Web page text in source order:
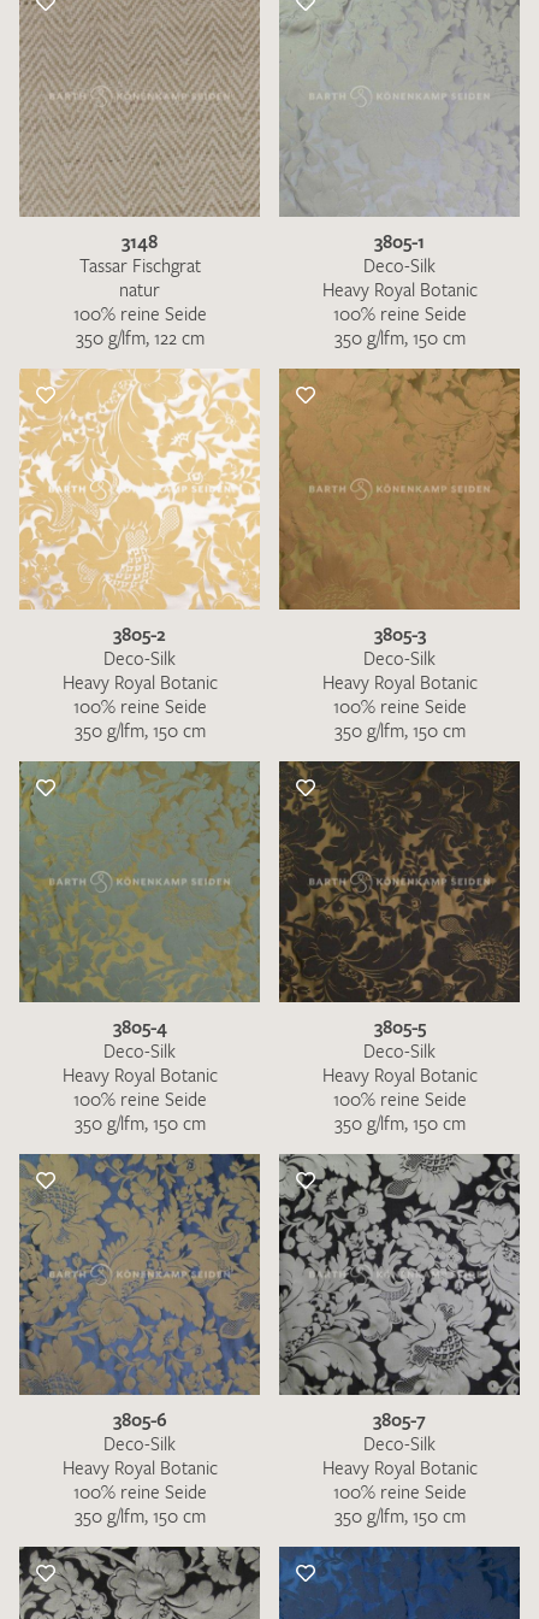
Ich bin damit einverstanden, dass meine angegebenen Daten
zur Beantwortung meiner Musteranfrage genutzt werden.
DieDatenschutzbestimmungenhabe ich zur Kenntnis
genommen und akzeptiere diese.
MUSTERANFRAGE SENDEN
3148
Tassar Fischgrat
natur
100% reine Seide
350 g/lfm, 122 cm
3805-1
Deco-Silk
Heavy Royal Botanic
100% reine Seide
350 g/lfm, 150 cm
3805-2
Deco-Silk
Heavy Royal Botanic
100% reine Seide
350 g/lfm, 150 cm
3805-3
Deco-Silk
Heavy Royal Botanic
100% reine Seide
350 g/lfm, 150 cm
3805-4
Deco-Silk
Heavy Royal Botanic
100% reine Seide
350 g/lfm, 150 cm
3805-5
Deco-Silk
Heavy Royal Botanic
100% reine Seide
350 g/lfm, 150 cm
3805-6
Deco-Silk
Heavy Royal Botanic
100% reine Seide
350 g/lfm, 150 cm
3805-7
Deco-Silk
Heavy Royal Botanic
100% reine Seide
350 g/lfm, 150 cm